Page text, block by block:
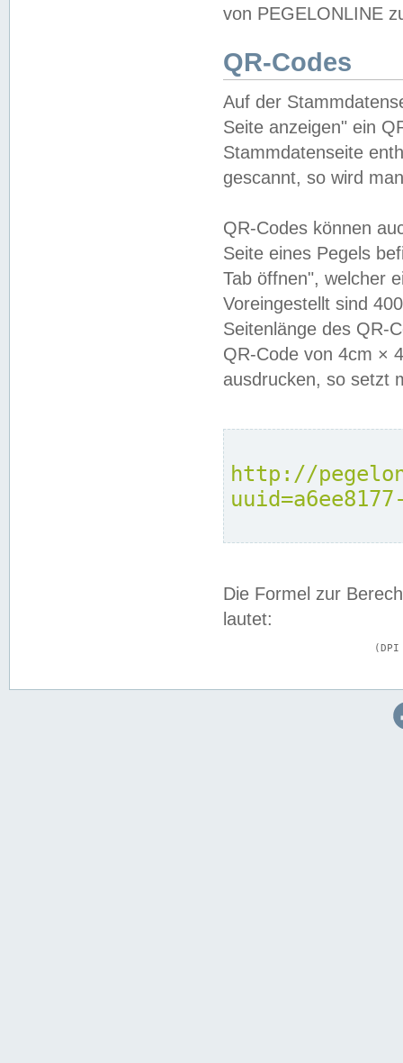
von PEGELONLINE
QR-Codes
Auf der
Seite anzeigen" ein
Stammdatenseite
gescannt, so wird
QR-Codes können
Seite eines Pegels
Tab öffnen", welcher
Voreingestellt sind
Seitenlänge des QR-
QR-Code von 4cm ×
ausdrucken, so setzt
http://
Die Formel zur
lautet: